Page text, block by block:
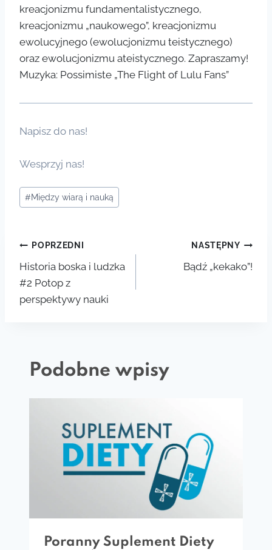
kreacjonizmu fundamentalistycznego,
kreacjonizmu „naukowego”, kreacjonizmu
ewolucyjnego (ewolucjonizmu teistycznego)
oraz ewolucjonizmu ateistycznego. Zapraszamy!
Muzyka: Possimiste „The Flight of Lulu Fans”
Napisz do nas!
Wesprzyj nas!
Tagi
wpisu:
#Między wiarą i nauką
Nawigacja
wpisu
POPRZEDNI
Historia boska i ludzka
#2 Potop z
perspektywy nauki
NASTĘPNY
Bądź „kekako”!
Podobne wpisy
Poranny Suplement Diety